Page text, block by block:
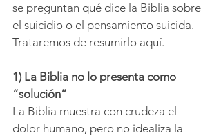
se preguntan qué dice la Biblia sobre
el suicidio o el pensamiento suicida.
Trataremos de resumirlo aquí.
1) La Biblia no lo presenta como
“solución”
La Biblia muestra con crudeza el
dolor humano, pero no idealiza la